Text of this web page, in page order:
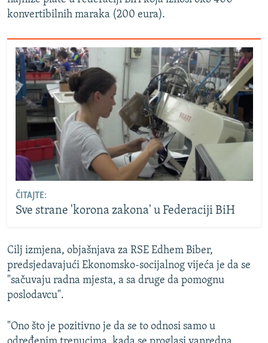
konvertibilnih maraka (200 eura).
ČITAJTE:
Sve strane 'korona zakona' u Federaciji BiH
Cilj izmjena, objašnjava za RSE Edhem Biber,
predsjedavajući Ekonomsko-socijalnog vijeća je da se
"sačuvaju radna mjesta, a sa druge da pomognu
poslodavcu".
"Ono što je pozitivno je da se to odnosi samo u